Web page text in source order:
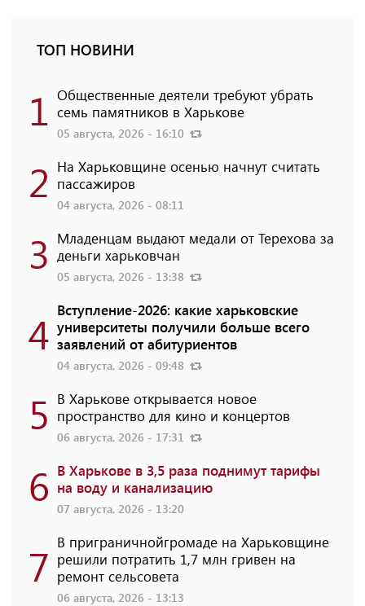
ТОП НОВИНИ
1 Общественные деятели требуют убрать
семь памятников в Харькове
05 августа, 2026 - 16:10
2 На Харьковщине осенью начнут считать
пассажиров
04 августа, 2026 - 08:11
3 Младенцам выдают медали от Терехова за
деньги харьковчан
05 августа, 2026 - 13:38
4 Вступление-2026: какие харьковские
университеты получили больше всего
заявлений от абитуриентов
04 августа, 2026 - 09:48
5 В Харькове открывается новое
пространство для кино и концертов
06 августа, 2026 - 17:31
6 В Харькове в 3,5 раза поднимут тарифы
на воду и канализацию
07 августа, 2026 - 13:20
7 В приграничнойгромаде на Харьковщине
решили потратить 1,7 млн ​​гривен на
ремонт сельсовета
06 августа, 2026 - 13:13